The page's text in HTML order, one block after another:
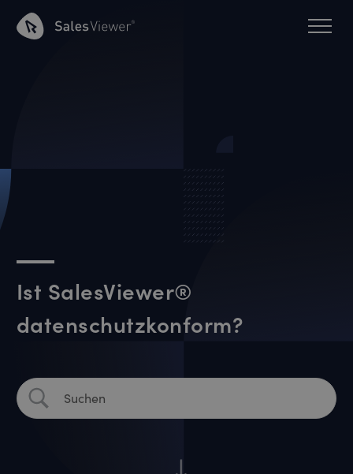
Ist SalesViewer®
datenschutzkonform?